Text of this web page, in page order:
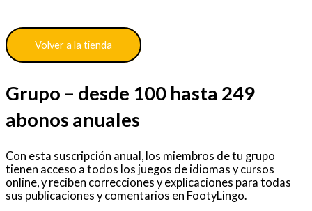
Volver a la tienda
Grupo – desde 100 hasta 249
abonos anuales
Con esta suscripción anual, los miembros de tu grupo
tienen acceso a todos los juegos de idiomas y cursos
online, y reciben correcciones y explicaciones para todas
sus publicaciones y comentarios en FootyLingo.